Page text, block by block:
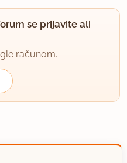
se prijavite ali
računom.